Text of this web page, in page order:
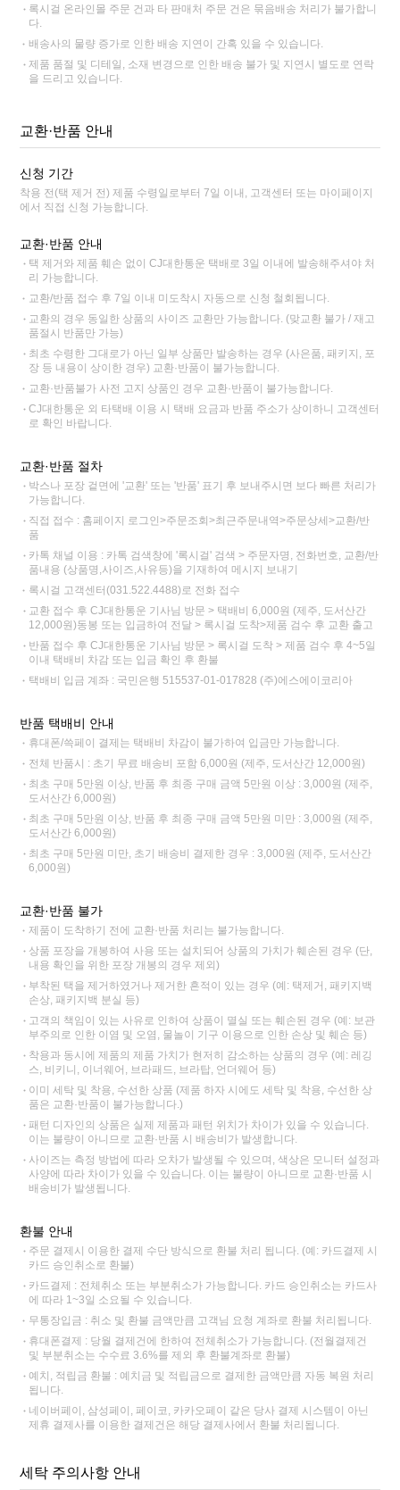
록시걸 온라인몰 주문 건과 타 판매처 주문 건은 묶음배송 처리가 불가합니
다.
배송사의 물량 증가로 인한 배송 지연이 간혹 있을 수 있습니다.
제품 품절 및 디테일, 소재 변경으로 인한 배송 불가 및 지연시 별도로 연락
을 드리고 있습니다.
교환·반품 안내
신청 기간
착용 전(택 제거 전) 제품 수령일로부터 7일 이내, 고객센터 또는 마이페이지
에서 직접 신청 가능합니다.
교환·반품 안내
택 제거와 제품 훼손 없이 CJ대한통운 택배로 3일 이내에 발송해주셔야 처
리 가능합니다.
교환/반품 접수 후 7일 이내 미도착시 자동으로 신청 철회됩니다.
교환의 경우 동일한 상품의 사이즈 교환만 가능합니다. (맞교환 불가 / 재고
품절시 반품만 가능)
최초 수령한 그대로가 아닌 일부 상품만 발송하는 경우 (사은품, 패키지, 포
장 등 내용이 상이한 경우) 교환·반품이 불가능합니다.
교환·반품불가 사전 고지 상품인 경우 교환·반품이 불가능합니다.
CJ대한통운 외 타택배 이용 시 택배 요금과 반품 주소가 상이하니 고객센터
로 확인 바랍니다.
교환·반품 절차
박스나 포장 겉면에 '교환' 또는 '반품' 표기 후 보내주시면 보다 빠른 처리가
가능합니다.
직접 접수 : 홈페이지 로그인>주문조회>최근주문내역>주문상세>교환/반
품
카톡 채널 이용 : 카톡 검색창에 '록시걸' 검색 > 주문자명, 전화번호, 교환/반
품내용 (상품명,사이즈,사유등)을 기재하여 메시지 보내기
록시걸 고객센터(031.522.4488)로 전화 접수
교환 접수 후 CJ대한통운 기사님 방문 > 택배비 6,000원 (제주, 도서산간
12,000원)동봉 또는 입금하여 전달 > 록시걸 도착>제품 검수 후 교환 출고
반품 접수 후 CJ대한통운 기사님 방문 > 록시걸 도착 > 제품 검수 후 4~5일
이내 택배비 차감 또는 입금 확인 후 환불
택배비 입금 계좌 : 국민은행 515537-01-017828 (주)에스에이코리아
반품 택배비 안내
휴대폰/쓱페이 결제는 택배비 차감이 불가하여 입금만 가능합니다.
전체 반품시 : 초기 무료 배송비 포함 6,000원 (제주, 도서산간 12,000원)
최초 구매 5만원 이상, 반품 후 최종 구매 금액 5만원 이상 : 3,000원 (제주,
도서산간 6,000원)
최초 구매 5만원 이상, 반품 후 최종 구매 금액 5만원 미만 : 3,000원 (제주,
도서산간 6,000원)
최초 구매 5만원 미만, 초기 배송비 결제한 경우 : 3,000원 (제주, 도서산간
6,000원)
교환·반품 불가
제품이 도착하기 전에 교환·반품 처리는 불가능합니다.
상품 포장을 개봉하여 사용 또는 설치되어 상품의 가치가 훼손된 경우 (단,
내용 확인을 위한 포장 개봉의 경우 제외)
부착된 택을 제거하였거나 제거한 흔적이 있는 경우 (예: 택제거, 패키지백
손상, 패키지백 분실 등)
고객의 책임이 있는 사유로 인하여 상품이 멸실 또는 훼손된 경우 (예: 보관
부주의로 인한 이염 및 오염, 물놀이 기구 이용으로 인한 손상 및 훼손 등)
착용과 동시에 제품의 제품 가치가 현저히 감소하는 상품의 경우 (예: 레깅
스, 비키니, 이너웨어, 브라패드, 브라탑, 언더웨어 등)
이미 세탁 및 착용, 수선한 상품 (제품 하자 시에도 세탁 및 착용, 수선한 상
품은 교환·반품이 불가능합니다.)
패턴 디자인의 상품은 실제 제품과 패턴 위치가 차이가 있을 수 있습니다.
이는 불량이 아니므로 교환·반품 시 배송비가 발생합니다.
사이즈는 측정 방법에 따라 오차가 발생될 수 있으며, 색상은 모니터 설정과
사양에 따라 차이가 있을 수 있습니다. 이는 불량이 아니므로 교환·반품 시
배송비가 발생됩니다.
환불 안내
주문 결제시 이용한 결제 수단 방식으로 환불 처리 됩니다. (예: 카드결제 시
카드 승인취소로 환불)
카드결제 : 전체취소 또는 부분취소가 가능합니다. 카드 승인취소는 카드사
에 따라 1~3일 소요될 수 있습니다.
무통장입금 : 취소 및 환불 금액만큼 고객님 요청 계좌로 환불 처리됩니다.
휴대폰결제 : 당월 결제건에 한하여 전체취소가 가능합니다. (전월결제건
및 부분취소는 수수료 3.6%를 제외 후 환불계좌로 환불)
예치, 적립금 환불 : 예치금 및 적립금으로 결제한 금액만큼 자동 복원 처리
됩니다.
네이버페이, 삼성페이, 페이코, 카카오페이 같은 당사 결제 시스템이 아닌
제휴 결제사를 이용한 결제건은 해당 결제사에서 환불 처리됩니다.
세탁 주의사항 안내